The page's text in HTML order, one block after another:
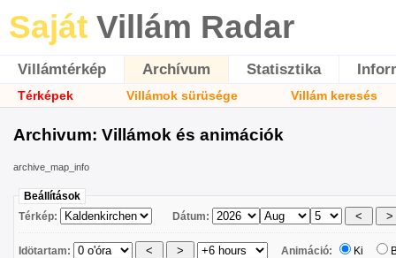
Saját Villám Radar
Villámtérkép Archívum Statisztika
Térképek Villámok sürüsége Villám keresés
Archivum: Villámok és animációk
archive_map_info
Beállítások
Térkép:
Dátum:
Idötartam: Animáció: Ki